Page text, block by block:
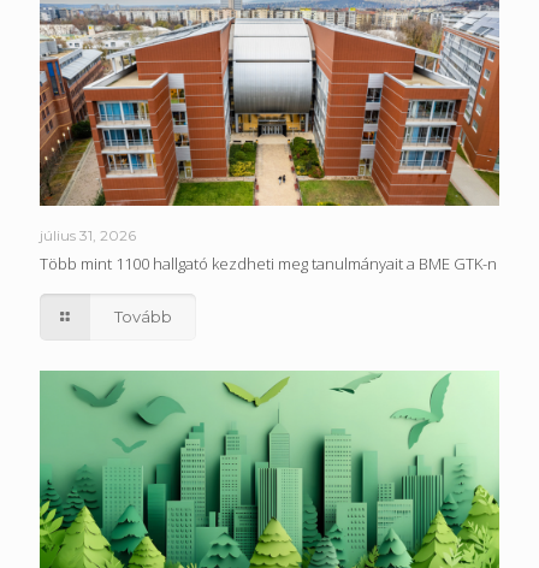
július 31, 2026
Több mint 1100 hallgató kezdheti meg tanulmányait a BME GTK-n
Tovább